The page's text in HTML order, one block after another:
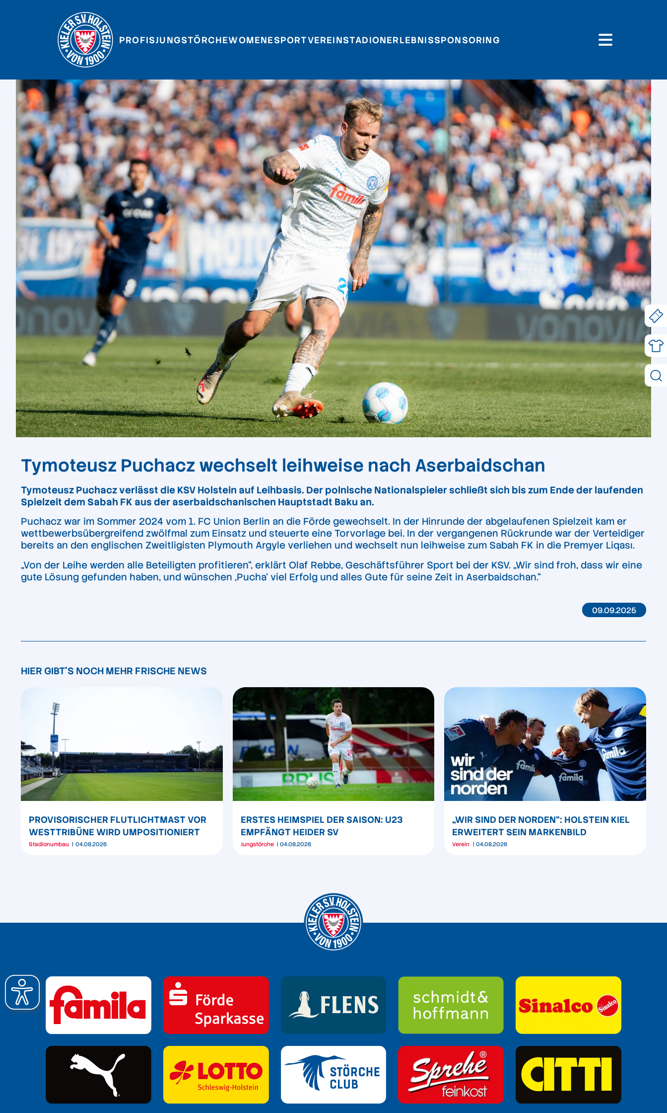
PROFISJUNGSTÖRCHEWOMENESPORTVEREINSTADIONERLEBNISSPONSORING
Tymoteusz Puchacz wechselt leihweise nach Aserbaidschan
Tymoteusz Puchacz verlässt die KSV Holstein auf Leihbasis. Der polnische Nationalspieler schließt sich bis zum Ende der laufenden
Spielzeit dem Sabah FK aus der aserbaidschanischen Hauptstadt Baku an.
Puchacz war im Sommer 2024 vom 1. FC Union Berlin an die Förde gewechselt. In der Hinrunde der abgelaufenen Spielzeit kam er
wettbewerbsübergreifend zwölfmal zum Einsatz und steuerte eine Torvorlage bei. In der vergangenen Rückrunde war der Verteidiger
bereits an den englischen Zweitligisten Plymouth Argyle verliehen und wechselt nun leihweise zum Sabah FK in die Premyer Liqası.
„Von der Leihe werden alle Beteiligten profitieren“, erklärt Olaf Rebbe, Geschäftsführer Sport bei der KSV. „Wir sind froh, dass wir eine
gute Lösung gefunden haben, und wünschen ‚Pucha‘ viel Erfolg und alles Gute für seine Zeit in Aserbaidschan.“
09.09.2025
HIER GIBT'S NOCH MEHR FRISCHE NEWS
PROVISORISCHER FLUTLICHTMAST VOR
WESTTRIBÜNE WIRD UMPOSITIONIERT
Stadionumbau 04.08.2026
ERSTES HEIMSPIEL DER SAISON: U23
EMPFÄNGT HEIDER SV
Jungstörche 04.08.2026
„WIR SIND DER NORDEN“: HOLSTEIN KIEL
ERWEITERT SEIN MARKENBILD
Verein 04.08.2026